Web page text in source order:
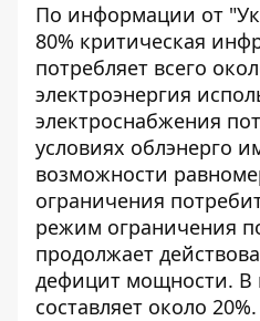
По информации от "
80% критическая
потребляет всего
электроэнергия
электроснабжения
условиях облэнерго
возможности
ограничения
режим ограничения
продолжает
дефицит мощности. В
составляет около 20%.